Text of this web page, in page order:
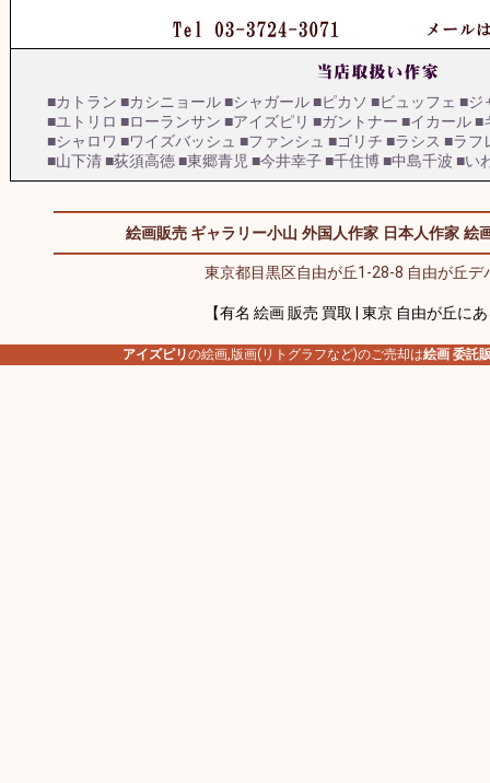
■カトラン ■カシニョール■シャガール■ピカソ ■ビュッフェ ■ジ
■ユトリロ ■ローランサン ■アイズピリ ■ガントナー ■イカール■
■シャロワ ■ワイズバッシュ ■ファンシュ ■ゴリチ ■ラシス ■ラフ
■山下清■荻須高徳■東郷青児 ■今井幸子■千住博■中島千波 ■い
絵画販売 ギャラリー小山 外国人作家 日本人作家 絵
東京都目黒区自由が丘1-28-8 自由が丘デ
【有名 絵画 販売 買取 | 東京 自由が丘に
アイズピリの絵画,版画(リトグラフなど)のご売却は絵画 委託